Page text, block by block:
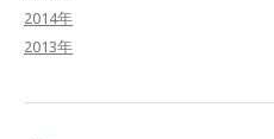
2014年
2013年